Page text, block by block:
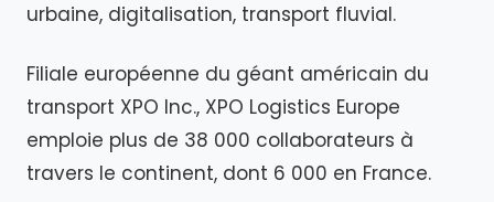
urbaine, digitalisation, transport fluvial.
Filiale européenne du géant américain du
transport XPO Inc., XPO Logistics Europe
emploie plus de 38 000 collaborateurs à
travers le continent, dont 6 000 en France.